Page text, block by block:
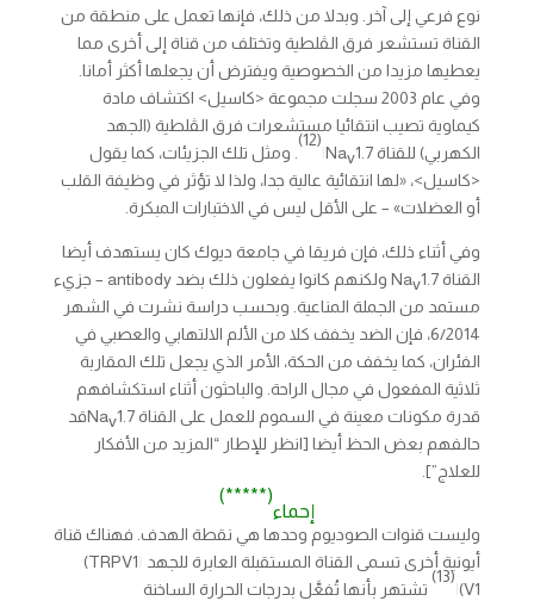
نوع فرعي إلى آخر. وبدلا من ذلك، فإنها تعمل على منطقة من
القناة تستشعر فرق الڤلطية وتختلف من قناة إلى أخرى مما
يعطيها مزيدا من الخصوصية ويفترض أن يجعلها أكثر أمانا.
وفي عام 2003 سجلت مجموعة <كاسيل> اكتشاف مادة
كيماوية تصيب انتقائيا مستشعرات فرق الڤلطية (الجهد
الكهربي) للقناة Na
v1.7 ا
(12)
. ومثل تلك الجزيئات، كما يقول
<كاسيل>، «لها انتقائية عالية جدا، ولذا لا تؤثر في وظيفة القلب
أو العضلات» – على الأقل ليس في الاختبارات المبكرة.
وفي أثناء ذلك، فإن فريقا في جامعة ديوك كان يستهدف أيضا
القناة Na
v
1.7 ولكنهم كانوا يفعلون ذلك بضد antibody – جزيء
مستمد من الجملة المناعية. وبحسب دراسة نشرت في الشهر
6/2014، فإن الضد يخفف كلا من الألم الالتهابي والعصبي في
الفئران، كما يخفف من الحكة، الأمر الذي يجعل تلك المقاربة
ثلاثية المفعول في مجال الراحة. والباحثون أثناء استكشافهم
قدرة مكونات معينة في السموم للعمل على القناة Na
v
1.7قد
حالفهم بعض الحظ أيضا [انظر للإطار “المزيد من الأفكار
للعلاج”].
إحماء
(*****)
وليست قنوات الصوديوم وحدها هي نقطة الهدف. فهناك قناة
أيونية أخرى تسمى القناة المستقبلة العابرة للجهد
TRPV1)
V1) ا
(13)
تشتهر بأنها تُفعَّل بدرجات الحرارة الساخنة